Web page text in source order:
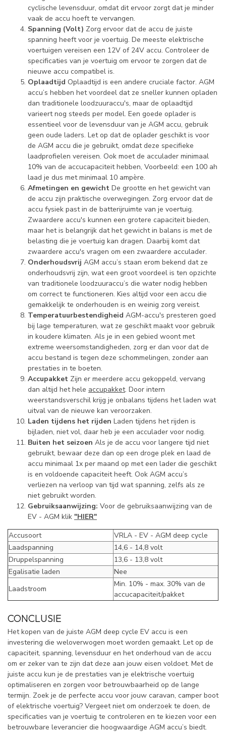
cyclische levensduur, omdat dit ervoor zorgt dat je minder
vaak de accu hoeft te vervangen.
Spanning (Volt) Zorg ervoor dat de accu de juiste
spanning heeft voor je voertuig. De meeste elektrische
voertuigen vereisen een 12V of 24V accu. Controleer de
specificaties van je voertuig om ervoor te zorgen dat de
nieuwe accu compatibel is.
Oplaadtijd Oplaadtijd is een andere cruciale factor. AGM
accu’s hebben het voordeel dat ze sneller kunnen opladen
dan traditionele loodzuuraccu's, maar de oplaadtijd
varieert nog steeds per model. Een goede oplader is
essentieel voor de levensduur van je AGM accu, gebruik
geen oude laders. Let op dat de oplader geschikt is voor
de AGM accu die je gebruikt, omdat deze specifieke
laadprofielen vereisen. Ook moet de acculader minimaal
10% van de accucapaciteit hebben, Voorbeeld: een 100 ah
laad je dus met minimaal 10 ampère.
Afmetingen en gewicht De grootte en het gewicht van
de accu zijn praktische overwegingen. Zorg ervoor dat de
accu fysiek past in de batterijruimte van je voertuig.
Zwaardere accu's kunnen een grotere capaciteit bieden,
maar het is belangrijk dat het gewicht in balans is met de
belasting die je voertuig kan dragen. Daarbij komt dat
zwaardere accu's vragen om een zwaardere acculader.
Onderhoudsvrij AGM accu’s staan erom bekend dat ze
onderhoudsvrij zijn, wat een groot voordeel is ten opzichte
van traditionele loodzuuraccu’s die water nodig hebben
om correct te functioneren. Kies altijd voor een accu die
gemakkelijk te onderhouden is en weinig zorg vereist.
Temperatuurbestendigheid AGM-accu's presteren goed
bij lage temperaturen, wat ze geschikt maakt voor gebruik
in koudere klimaten. Als je in een gebied woont met
extreme weersomstandigheden, zorg er dan voor dat de
accu bestand is tegen deze schommelingen, zonder aan
prestaties in te boeten.
Accupakket Zijn er meerdere accu gekoppeld, vervang
dan altijd het hele accupakket. Door intern
weerstandsverschil krijg je onbalans tijdens het laden wat
uitval van de nieuwe kan veroorzaken.
Laden tijdens het rijden Laden tijdens het rijden is
bijladen, niet vol, daar heb je een acculader voor nodig.
Buiten het seizoen Als je de accu voor langere tijd niet
gebruikt, bewaar deze dan op een droge plek en laad de
accu minimaal 1x per maand op met een lader die geschikt
is en voldoende capaciteit heeft. Ook AGM accu’s
verliezen na verloop van tijd wat spanning, zelfs als ze
niet gebruikt worden.
Gebruiksaanwijzing: Voor de gebruiksaanwijzing van de
EV - AGM klik "HIER"
Accusoort
VRLA - EV - AGM deep cycle
Laadspanning
14,6 - 14,8 volt
Druppelspanning
13,6 - 13,8 volt
Egalisatie laden
Nee
Laadstroom
Min. 10% - max. 30% van de
accucapaciteit/pakket
CONCLUSIE
Het kopen van de juiste AGM deep cycle EV accu is een
investering die weloverwogen moet worden gemaakt. Let op de
capaciteit, spanning, levensduur en het onderhoud van de accu
om er zeker van te zijn dat deze aan jouw eisen voldoet. Met de
juiste accu kun je de prestaties van je elektrische voertuig
optimaliseren en zorgen voor betrouwbaarheid op de lange
termijn. Zoek je de perfecte accu voor jouw caravan, camper boot
of elektrische voertuig? Vergeet niet om onderzoek te doen, de
specificaties van je voertuig te controleren en te kiezen voor een
betrouwbare leverancier die hoogwaardige AGM accu’s biedt.